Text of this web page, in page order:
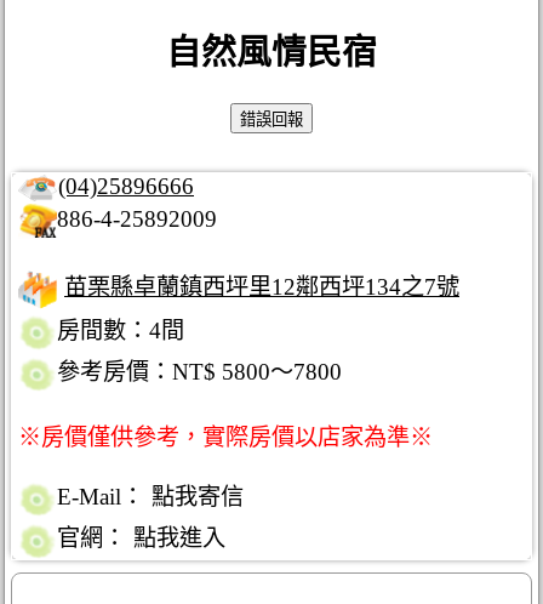
自然風情民宿
(04)25896666
886-4-25892009
苗栗縣卓蘭鎮西坪里12鄰西坪134之7號
房間數：4間
參考房價：NT$ 5800～7800
※房價僅供參考，實際房價以店家為準※
E-Mail：
點我寄信
官網：
點我進入